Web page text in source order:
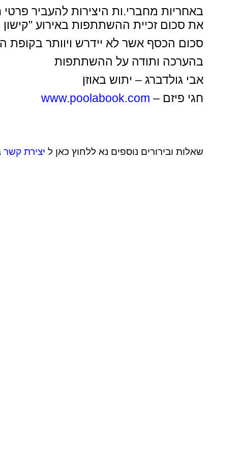
באחריות מחברי.ות היצירות להעביר
את סכום זכיית ההשתתפות באירוע "קישון 2024".
סכום הכסף אשר לא יידרש ויוותר בקופת הפרס עד לתאריך 30.11.2024 יוכפל
בהערכה ותודה על ההשתתפות
אבי גולדברג – יתוש באוזן
חגי פיזם – www.poolabook.com
שאלות ובירורים נוספים נא ללחוץ כאן ל יצירת קשר